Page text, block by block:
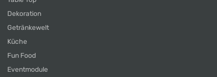
Dekoration
Getränkewelt
Küche
Fun Food
Eventmodule